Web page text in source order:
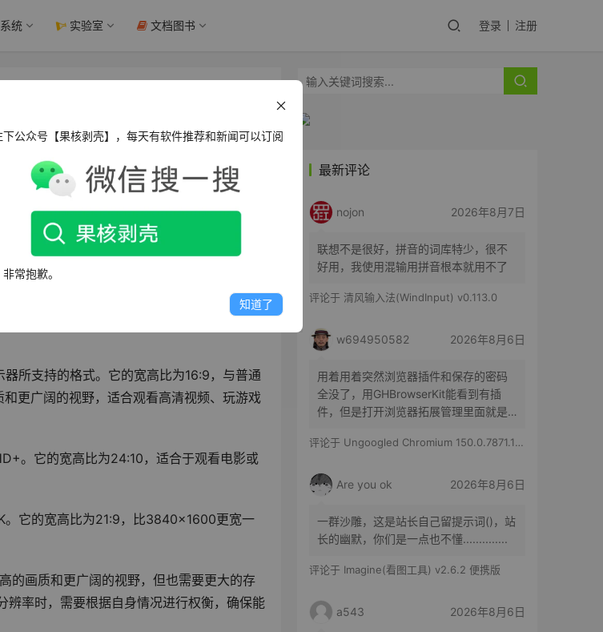
系统 实验室 文档图书 登录 注册
清新世界 - 果核剥壳
以及如何进行选择。4K分辨率是一种高清
的画面。不同的4K分辨率参数适用于不同
电影画幅相同。它能够呈现更多的细节和色
所支持的格式。它的宽高比为16:9，与普通
更广阔的视野，适合观看高清视频、玩游戏
。它的宽高比为24:10，适合于观看电影或
它的宽高比为21:9，比3840×1600更宽一
的画质和更广阔的视野，但也需要更大的存
率时，需要根据自身情况进行权衡，确保能
最新评论
nojon 2026年8月7日
联想不是很好，拼音的词库特少，很不
好用，我使用混输用拼音根本就用不了
评论于 清风输入法(WindInput) v0.113.0
w694950582 2026年8月6日
用着用着突然浏览器插件和保存的密码
全没了，用GHBrowserKit能看到有插
件，但是打开浏览器拓展管理里面就是
评论于 Ungoogled Chromium 150.0.7871.186-1.1 果核优化便携版
Are you ok 2026年8月6日
一群沙雕，这是站长自己留提示词()，站
长的幽默，你们是一点也不懂..............
评论于 Imagine(看图工具) v2.6.2 便携版
a543 2026年8月6日
公众号【果核剥壳】，每天有软件推荐和新闻可以订阅
常抱歉。
知道了